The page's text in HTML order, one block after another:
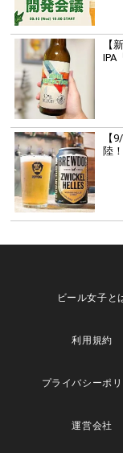
【
IPA
【
陸
ビール女子と
利用規約
プライバシーポ
運営会社